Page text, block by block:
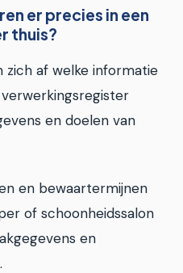
er precies in een
thuis?
zich af welke informatie
en doelen van
en bewaartermijnen
of schoonheidssalon
en